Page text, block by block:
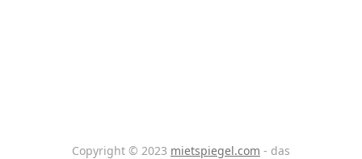
Copyright © 2023 mietspiegel.com - das